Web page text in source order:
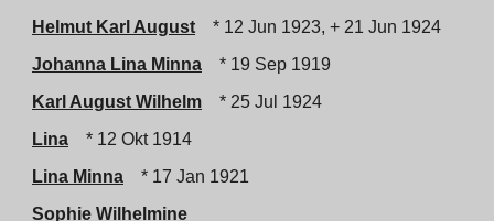
Helmut Karl August
* 12 Jun 1923, + 21 Jun 1924
Johanna Lina Minna
* 19 Sep 1919
Karl August Wilhelm
* 25 Jul 1924
Lina
* 12 Okt 1914
Lina Minna
* 17 Jan 1921
Sophie Wilhelmine